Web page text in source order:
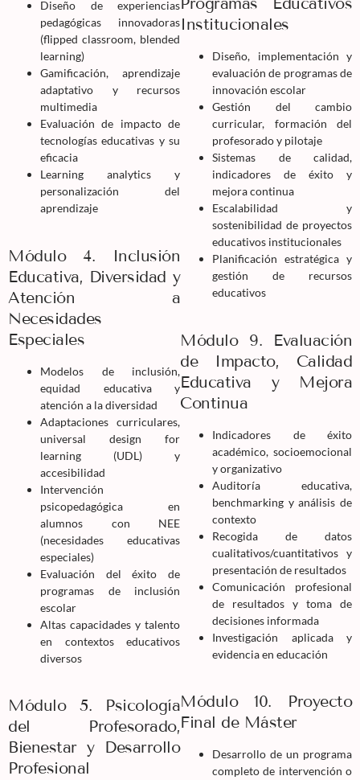
Diseño de experiencias
pedagógicas innovadoras
(flipped classroom, blended
learning)
Gamificación, aprendizaje
adaptativo y recursos
multimedia
Evaluación de impacto de
tecnologías educativas y su
eficacia
Learning analytics y
personalización del
aprendizaje
Módulo 4. Inclusión
Educativa, Diversidad y
Atención a
Necesidades
Especiales
Modelos de inclusión,
equidad educativa y
atención a la diversidad
Adaptaciones curriculares,
universal design for
learning (UDL) y
accesibilidad
Intervención
psicopedagógica en
alumnos con NEE
(necesidades educativas
especiales)
Evaluación del éxito de
programas de inclusión
escolar
Altas capacidades y talento
en contextos educativos
diversos
Módulo 5. Psicología
del Profesorado,
Bienestar y Desarrollo
Profesional
Institucionales
Diseño, implementación y
evaluación de programas de
innovación escolar
Gestión del cambio
curricular, formación del
profesorado y pilotaje
Sistemas de calidad,
indicadores de éxito y
mejora continua
Escalabilidad y
sostenibilidad de proyectos
educativos institucionales
Planificación estratégica y
gestión de recursos
educativos
Módulo 9. Evaluación
de Impacto, Calidad
Educativa y Mejora
Continua
Indicadores de éxito
académico, socioemocional
y organizativo
Auditoría educativa,
benchmarking y análisis de
contexto
Recogida de datos
cualitativos/cuantitativos y
presentación de resultados
Comunicación profesional
de resultados y toma de
decisiones informada
Investigación aplicada y
evidencia en educación
Módulo 10. Proyecto
Final de Máster
Desarrollo de un programa
completo de intervención o